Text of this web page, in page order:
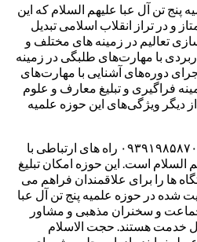
تن آل عبا علیهم السلام که این
و در تراز انقلاب اسلامی تبدیل
تعالیم در زمینه های مختلف و
با مهارت‌های طلبگی در زمینه
دوره‌های آشنایی با مهارت‌های
فراگیری و تبلیغ معارف و علوم
دیگر ویژگی‌های این حوزه علمیه
شماره‌ های ۰۹۱۲۴۱۷۵۹۰۵ و ۰۹۳۹۱۹۸۵۸۷۰ راه های ارتباطی با
السلام است. این حوزه امکان تبلیغ
ها را برای علاقمندان فراهم می
شده در حوزه علمیه پنج تن آل عبا
جماعت و سخنران مذهبی و مشاور
خدمت هستند. حجت الاسلام